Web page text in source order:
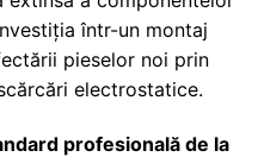
într-un montaj
pieselor noi prin
electrostatice.
profesională de la